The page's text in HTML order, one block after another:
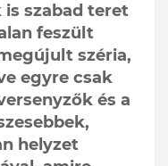
szabad teret
feszült
széria,
egyre csak
és a
helyzet